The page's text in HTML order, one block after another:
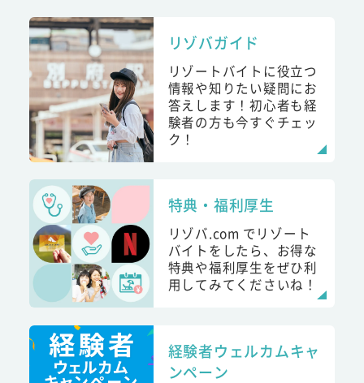
リゾバガイド
リゾートバイトに役立つ
情報や知りたい疑問にお
答えします！初心者も経
験者の方も今すぐチェッ
ク！
特典・福利厚生
リゾバ.com でリゾート
バイトをしたら、お得な
特典や福利厚生をぜひ利
用してみてくださいね！
経験者ウェルカムキャ
ンペーン